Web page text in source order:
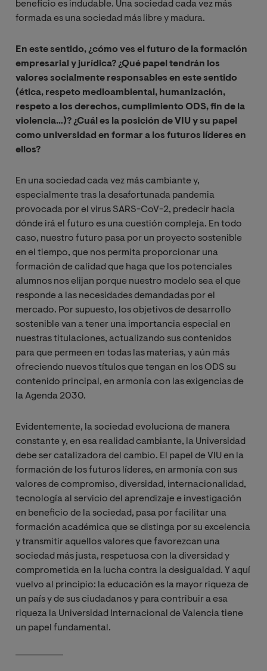
beneficio es indudable. Una sociedad cada vez más
formada es una sociedad más libre y madura.
En este sentido, ¿cómo ves el futuro de la formación
empresarial y jurídica? ¿Qué papel tendrán los
valores socialmente responsables en este sentido
(ética, respeto medioambiental, humanización,
respeto a los derechos, cumplimiento ODS, fin de la
violencia…)? ¿Cuál es la posición de VIU y su papel
como universidad en formar a los futuros líderes en
ellos?
En una sociedad cada vez más cambiante y,
especialmente tras la desafortunada pandemia
provocada por el virus SARS-CoV-2, predecir hacia
dónde irá el futuro es una cuestión compleja. En todo
caso, nuestro futuro pasa por un proyecto sostenible
en el tiempo, que nos permita proporcionar una
formación de calidad que haga que los potenciales
alumnos nos elijan porque nuestro modelo sea el que
responde a las necesidades demandadas por el
mercado. Por supuesto, los objetivos de desarrollo
sostenible van a tener una importancia especial en
nuestras titulaciones, actualizando sus contenidos
para que permeen en todas las materias, y aún más
ofreciendo nuevos títulos que tengan en los ODS su
contenido principal, en armonía con las exigencias de
la Agenda 2030.
Evidentemente, la sociedad evoluciona de manera
constante y, en esa realidad cambiante, la Universidad
debe ser catalizadora del cambio. El papel de VIU en la
formación de los futuros líderes, en armonía con sus
valores de compromiso, diversidad, internacionalidad,
tecnología al servicio del aprendizaje e investigación
en beneficio de la sociedad, pasa por facilitar una
formación académica que se distinga por su excelencia
y transmitir aquellos valores que favorezcan una
sociedad más justa, respetuosa con la diversidad y
comprometida en la lucha contra la desigualdad. Y aquí
vuelvo al principio: la educación es la mayor riqueza de
un país y de sus ciudadanos y para contribuir a esa
riqueza la Universidad Internacional de Valencia tiene
un papel fundamental.